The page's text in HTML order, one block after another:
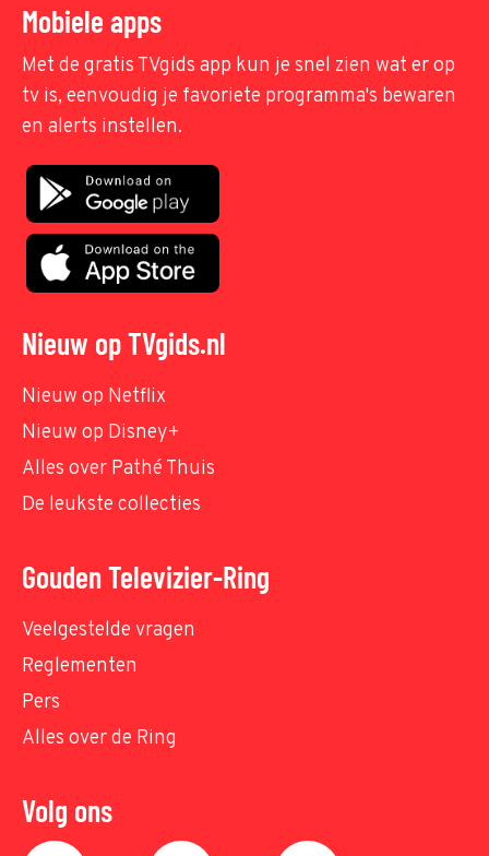
Mobiele apps
Met de gratis TVgids app kun je snel zien wat er op
tv is, eenvoudig je favoriete programma's bewaren
en alerts instellen.
Nieuw op TVgids.nl
Nieuw op Netflix
Nieuw op Disney+
Alles over Pathé Thuis
De leukste collecties
Gouden Televizier-Ring
Veelgestelde vragen
Reglementen
Pers
Alles over de Ring
Volg ons